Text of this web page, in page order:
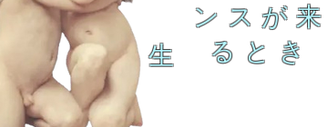
生
ン ス が 来
る と き